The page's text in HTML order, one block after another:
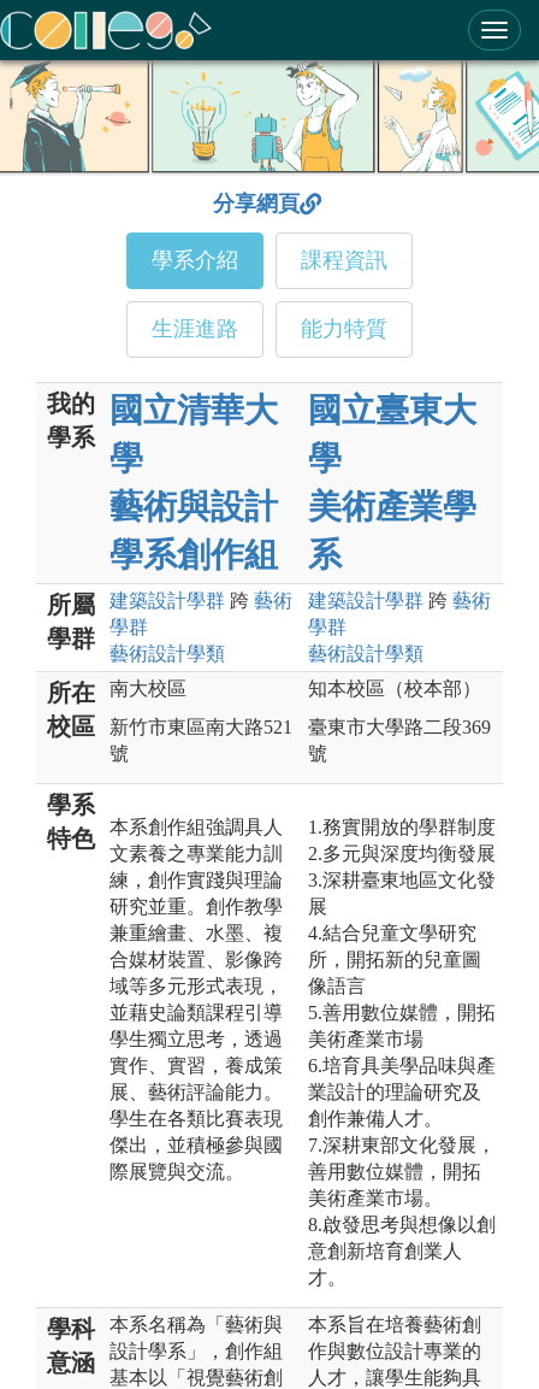
ColleGo! 大學選才與高中育才輔助系統
分享網頁
學系介紹 課程資訊
生涯進路 能力特質
我的
學系
國立清華大
學
藝術與設計
學系創作組
國立臺東大
學
美術產業學
系
所屬
學群
建築設計學群 跨 藝術
學群
藝術設計學類
建築設計學群 跨 藝術
學群
藝術設計學類
所在
校區
南大校區
新竹市東區南大路521
號
知本校區（校本部）
臺東市大學路二段369
號
學系
特色
本系創作組強調具人
文素養之專業能力訓
練，創作實踐與理論
研究並重。創作教學
兼重繪畫、水墨、複
合媒材裝置、影像跨
域等多元形式表現，
並藉史論類課程引導
學生獨立思考，透過
實作、實習，養成策
展、藝術評論能力。
學生在各類比賽表現
傑出，並積極參與國
際展覽與交流。
1.務實開放的學群制度
2.多元與深度均衡發展
3.深耕臺東地區文化發
展
4.結合兒童文學研究
所，開拓新的兒童圖
像語言
5.善用數位媒體，開拓
美術產業市場
6.培育具美學品味與產
業設計的理論研究及
創作兼備人才。
7.深耕東部文化發展，
善用數位媒體，開拓
美術產業市場。
8.啟發思考與想像以創
意創新培育創業人
才。
學科
意涵
本系名稱為「藝術與
設計學系」，創作組
基本以「視覺藝術創
本系旨在培養藝術創
作與數位設計專業的
人才，讓學生能夠具